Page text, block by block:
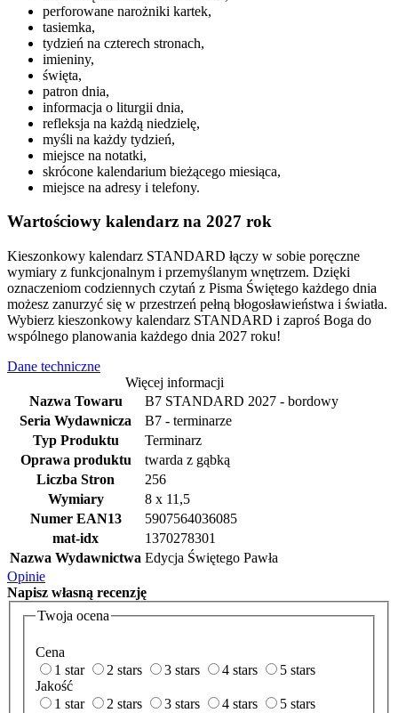
perforowane narożniki kartek,
tasiemka,
tydzień na czterech stronach,
imieniny,
święta,
patron dnia,
informacja o liturgii dnia,
refleksja na każdą niedzielę,
myśli na każdy tydzień,
miejsce na notatki,
skrócone kalendarium bieżącego miesiąca,
miejsce na adresy i telefony.
Wartościowy kalendarz na 2027 rok
Kieszonkowy kalendarz STANDARD łączy w sobie poręczne
wymiary z funkcjonalnym i przemyślanym wnętrzem. Dzięki
oznaczeniom codziennych czytań z Pisma Świętego każdego dnia
możesz zanurzyć się w przestrzeń pełną błogosławieństwa i światła.
Wybierz kieszonkowy kalendarz STANDARD i zaproś Boga do
wspólnego planowania każdego dnia 2027 roku!
Dane techniczne
Więcej informacji
Nazwa Towaru
B7 STANDARD 2027 - bordowy
Seria Wydawnicza
B7 - terminarze
Typ Produktu
Terminarz
Oprawa produktu
twarda z gąbką
Liczba Stron
256
Wymiary
8 x 11,5
Numer EAN13
5907564036085
mat-idx
1370278301
Nazwa Wydawnictwa Edycja Świętego Pawła
Opinie
Napisz własną recenzję
Twoja ocena
Cena
1 star
2 stars 3 stars 4 stars
5 stars
Jakość
1 star
2 stars 3 stars 4 stars 5 stars